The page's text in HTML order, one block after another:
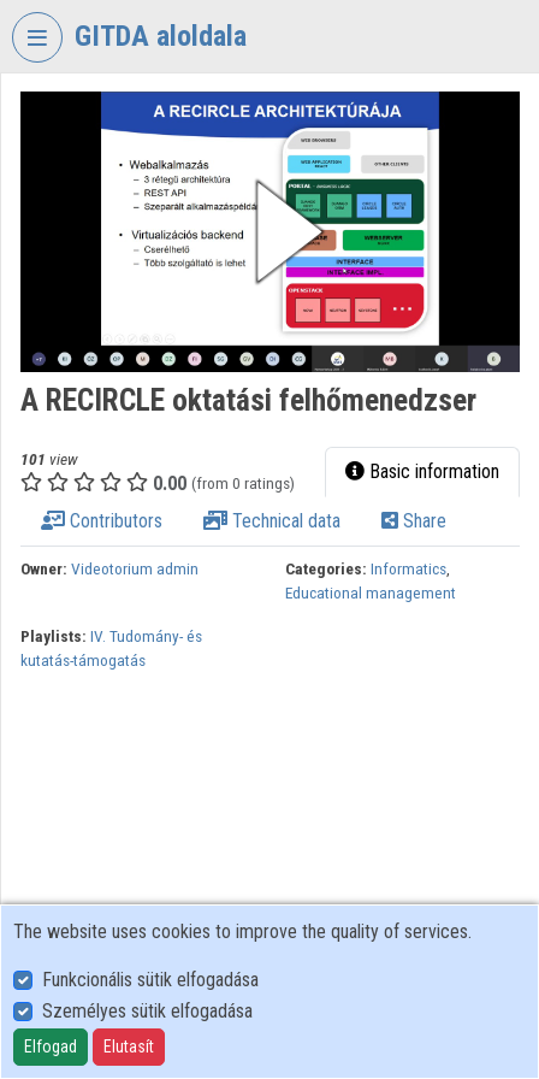
Skip header
GITDA aloldala
TORIUM
GOVERNMENTAL
INFORMATION-
TECHNOLOGY
DEVELOPMENT
Categories
Organization playlists
Contributors
A RECIRCLE oktatási felhőmenedzser
101 view
0.00 (from 0 ratings) Basic information
Contributors Technical data Share
Owner: Videotorium admin Categories: Informatics,
Educational management
Playlists: IV. Tudomány- és
kutatás-támogatás
User Policy
Adatkezelési tájékoztató (en)
Cookie Policy
The website uses cookies to improve the quality of services.
Funkcionális sütik elfogadása
Személyes sütik elfogadása
Elfogad Elutasít